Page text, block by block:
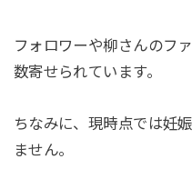
フォロワーや柳さんのフ
数寄せられています。
ちなみに、現時点では妊
ません。